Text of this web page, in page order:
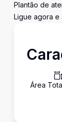
Plantão de
Ligue agora e
Área